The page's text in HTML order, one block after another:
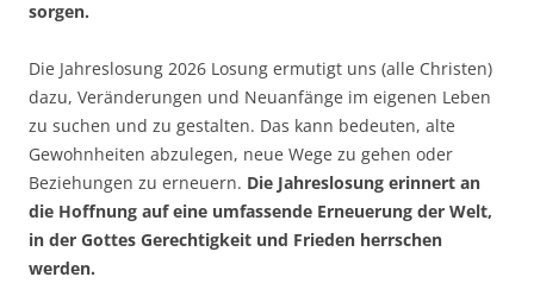
sorgen.
Die Jahreslosung 2026 Losung ermutigt uns (alle Christen)
dazu, Veränderungen und Neuanfänge im eigenen Leben
zu suchen und zu gestalten. Das kann bedeuten, alte
Gewohnheiten abzulegen, neue Wege zu gehen oder
Beziehungen zu erneuern. Die Jahreslosung erinnert an
die Hoffnung auf eine umfassende Erneuerung der Welt,
in der Gottes Gerechtigkeit und Frieden herrschen
werden.